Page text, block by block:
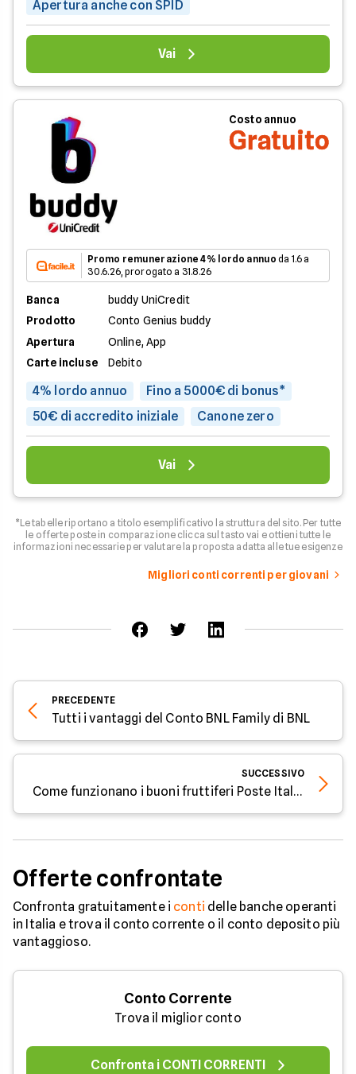
Apertura anche con SPID
Vai
Costo annuo
Gratuito
Promo remunerazione 4% lordo annuo da 1.6 a
30.6.26, prorogato a 31.8.26
Banca
buddy UniCredit
Prodotto
Conto Genius buddy
Apertura
Online, App
Carte incluse
Debito
4% lordo annuo
Fino a 5000€ di bonus*
50€ di accredito iniziale
Canone zero
Vai
*Le tabelle riportano a titolo esemplificativo la struttura del sito. Per tutte
le offerte poste in comparazione clicca sul tasto vai e ottieni tutte le
informazioni necessarie per valutare la proposta adatta alle tue esigenze
Migliori conti correnti per giovani
PRECEDENTE
Tutti i vantaggi del Conto BNL Family di BNL
SUCCESSIVO
Come funzionano i buoni fruttiferi Poste Italiane per minorenni
Offerte confrontate
Confronta gratuitamente i conti delle banche operanti
in Italia e trova il conto corrente o il conto deposito più
vantaggioso.
Conto Corrente
Trova il miglior conto
Confronta i CONTI CORRENTI